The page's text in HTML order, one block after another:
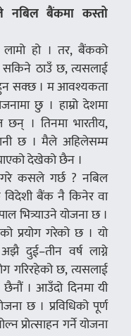
नबिल बैंकमा कस्तो
लामो हो । तर, बैंकको
सकिने ठाउँ छ, त्यसलाई
हुन सक्छ । म आवश्यकता
छु । हाम्रो देशमा
छन् । तिनमा भारतीय,
छ । मैले अहिलेसम्म
देखेको छैन ।
कसले गर्छ ? नबिल
बैंक नै किनेर वा
भित्र्याउने योजना छ ।
प्रयोग गरेको छ । यो
दुई–तीन वर्ष लाग्ने
गरिरहेको छ, त्यसलाई
। आउँदो दिनमा यी
छ । प्रविधिको पूर्ण
प्रोत्साहन गर्ने योजना